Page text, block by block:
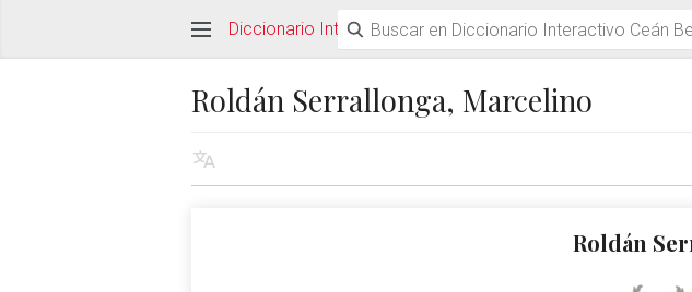
Diccionario Interactivo Ceán Bermúdez
Roldán Serrallonga, Marcelino
Roldán